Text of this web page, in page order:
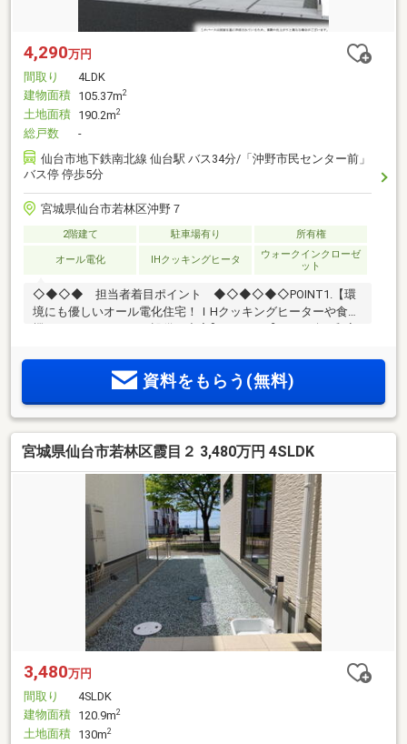
4,290万円
間取り
4LDK
建物面積 105.37m2
土地面積 190.2m2
総戸数
-
仙台市地下鉄南北線 仙台駅 バス34分/「沖野市民センター前」
バス停 停歩5分
宮城県仙台市若林区沖野７
2階建て 駐車場有り 所有権
オール電化 IHクッキングヒータ
ウォークインクローゼ
ット
◇◆◇◆ 担当者着目ポイント ◆◇◆◇◆◇POINT1.【環
境にも優しいオール電化住宅！ＩHクッキングヒーターや食洗
です】POINT3.【全室に収納を完備し居住スペースもすっきり
♪WICやパントリー・土間収納も備えた豊富な収納設計】
です！ご家族で豊かな時間を♪】
◇◆◇◆◇◆◇◆◇◆◇◆◇◆◇◆◇◆～東急リバブル仙
台駅前センターまでお問い合わせ下さい～『スーモを見て』
資料をもらう(無料)
宮城県仙台市若林区霞目２ 3,480万円 4SLDK
3,480万円
間取り
4SLDK
建物面積 120.9m2
土地面積 130m2